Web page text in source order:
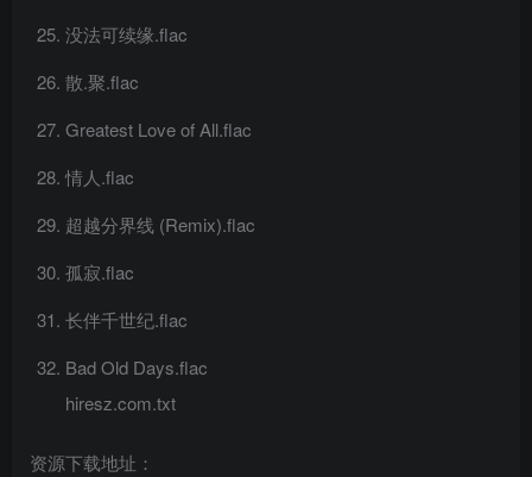
没法可续缘.flac
散.聚.flac
Greatest Love of All.flac
情人.flac
超越分界线 (Remix).flac
孤寂.flac
长伴千世纪.flac
Bad Old Days.flac
hiresz.com.txt
资源下载地址：